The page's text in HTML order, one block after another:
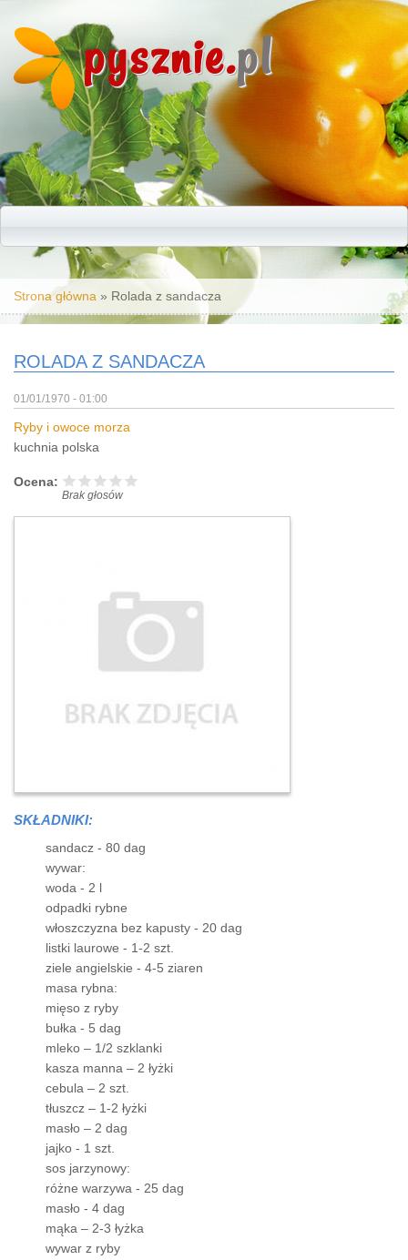
pysznie.pl
Jesteś tutaj
Strona główna » Rolada z sandacza
ROLADA Z SANDACZA
01/01/1970 - 01:00
Ryby i owoce morza
kuchnia polska
Ocena:
Brak głosów
SKŁADNIKI:
sandacz - 80 dag
wywar:
woda - 2 l
odpadki rybne
włoszczyzna bez kapusty - 20 dag
listki laurowe - 1-2 szt.
ziele angielskie - 4-5 ziaren
masa rybna:
mięso z ryby
bułka - 5 dag
mleko – 1/2 szklanki
kasza manna – 2 łyżki
cebula – 2 szt.
tłuszcz – 1-2 łyżki
masło – 2 dag
jajko - 1 szt.
sos jarzynowy:
różne warzywa - 25 dag
masło - 4 dag
mąka – 2-3 łyżka
wywar z ryby